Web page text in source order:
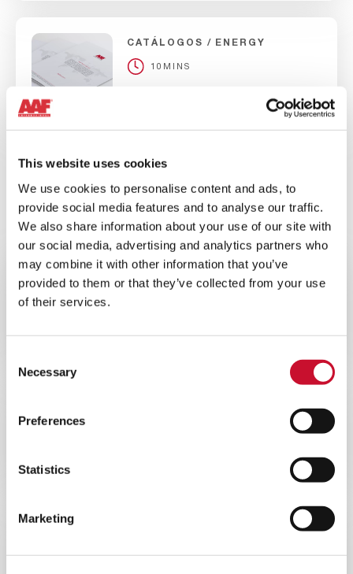
This website uses cookies
We use cookies to personalise content and ads, to
provide social media features and to analyse our traffic.
We also share information about your use of our site with
our social media, advertising and analytics partners who
may combine it with other information that you’ve
provided to them or that they’ve collected from your use
of their services.
Selection
Necessary
Preferences
Statistics
Marketing
CATÁLOGOS ENERGY
10MINS
CATÁLOGOS
10MINS
Flyer HydroGT
CATÁLOGOS ENERGY
Folleto N-hance
10MINS